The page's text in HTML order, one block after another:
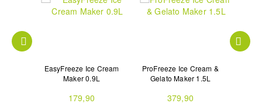
EasyFreeze Ice Cream
Maker 0.9L
179,90
ProFreeze Ice Cream &
Gelato Maker 1.5L
379,90